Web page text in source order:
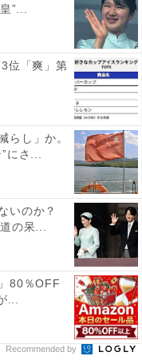
ビルなどショッピ
クラシカルな駅舎が
徒歩圏内にある皇居
”...
位「爽」第
らし」か。
にさ...
いのか？
の呆...
80％OFF
...
Recommended by